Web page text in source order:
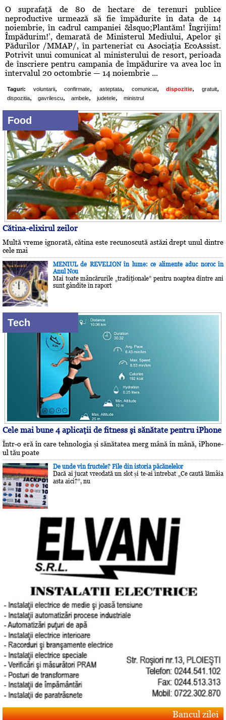
O suprafaţă de 80 de hectare de terenuri publice
neproductive urmează să fie împădurite în data de 14
noiembrie, în cadrul campaniei &lsquo;Plantăm! Îngrijim!
Împădurim!’, demarată de Ministerul Mediului, Apelor şi
Pădurilor /MMAP/, în parteneriat cu Asociaţia EcoAssist.
Potrivit unui comunicat al ministerului de resort, perioada
de înscriere pentru campania de împădurire va avea loc în
intervalul 20 octombrie — 14 noiembrie ...
Taguri: voluntarii, confirmate, asteptata, comunicat, dispozitie, gratuit,
dispozitia, gavrilescu, ambele, judetele, ministrul
Food
Cătina-elixirul zeilor
Multă vreme ignorată, cătina este recunoscută astăzi drept unul dintre
cele mai
MENIUL de REVELION în lume: ce alimente aduc noroc în
Anul Nou
Mai toate mâncărurile „tradiţionale” pentru noaptea dintre ani
sunt gândite în raport
Tech
Cele mai bune 4 aplicaţii de fitness şi sănătate pentru iPhone
Într-o eră în care tehnologia și sănătatea merg mână în mână, iPhone-
ul tău poate
De unde vin fructele? File din istoria păcănelelor
Dacă ai jucat vreodată un slot și te-ai întrebat „Ce caută lămâia
asta aici?”, nu
Bancul zilei